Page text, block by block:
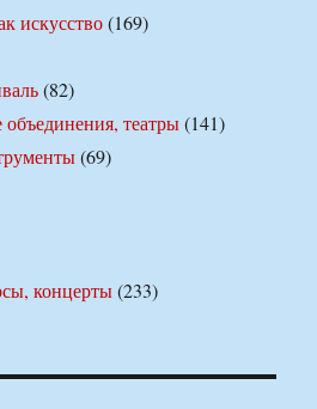
искусство(169)
(82)
театры(141)
(69)
концерты(233)